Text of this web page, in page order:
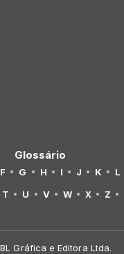
Glossário
F G H I J K L
T U V W X Z
Gráfica e Editora Ltda.